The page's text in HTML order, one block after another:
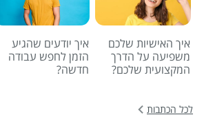
איך האישיות שלכם
משפיעה על הדרך
המקצועית שלכם?
איך יודעים שהגיע
הזמן לחפש עבודה
חדשה?
לכל הכתבות